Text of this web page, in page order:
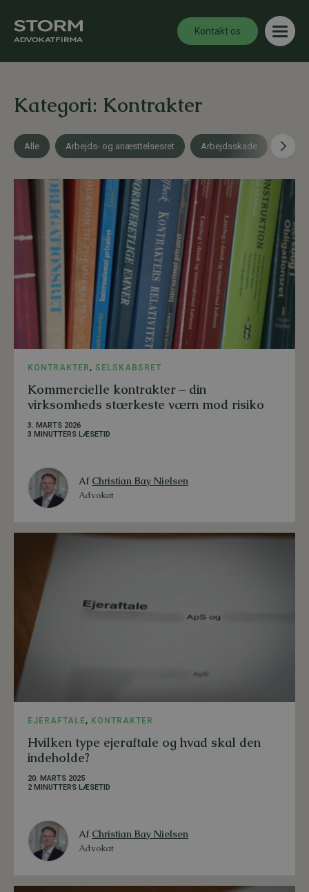
Kontakt os
Kategori: Kontrakter
Alle Arbejds- og anæsttelsesret Arbejdsskade
KONTRAKTER , SELSKABSRET
Kommercielle kontrakter – din
virksomheds stærkeste værn mod risiko
3. MARTS 2026
3 MINUTTERS LÆSETID
Af Christian Bay Nielsen
Advokat
EJERAFTALE, KONTRAKTER
Hvilken type ejeraftale og hvad skal den
indeholde?
20. MARTS 2025
2 MINUTTERS LÆSETID
Af Christian Bay Nielsen
Advokat